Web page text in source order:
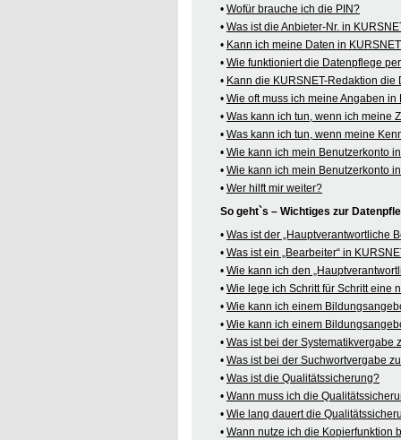
• Wofür brauche ich die PIN?
• Was ist die Anbieter-Nr. in
• Kann ich meine Daten in
• Wie funktioniert die Datenpflege
• Kann die KURSNET-Redaktion
• Wie oft muss ich meine Angaben
• Was kann ich tun, wenn ich meine
• Was kann ich tun, wenn meine
• Wie kann ich mein Benutzerkonto
• Wie kann ich mein Benutzerkonto
• Wer hilft mir weiter?
So geht`s – Wichtiges zur
• Was ist der „Hauptverantwortliche
• Was ist ein „Bearbeiter“ in
• Wie kann ich den
• Wie lege ich Schritt für Schritt eine
• Wie kann ich einem
• Wie kann ich einem
• Was ist bei der Systematikvergabe
• Was ist bei der Suchwortvergabe
• Was ist die Qualitätssicherung?
• Wann muss ich die
• Wie lang dauert die
• Wann nutze ich die Kopierfunktion